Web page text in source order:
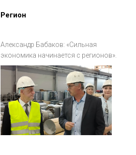
Регион
Александр Бабаков: «Сильная
экономика начинается с регионов».